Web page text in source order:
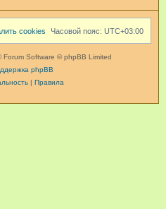
Часовой пояс: UTC+03:00
cookies
Forum Software © phpBB Limited
phpBB
| Правила